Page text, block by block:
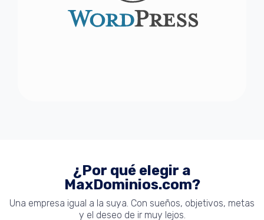
¿Por qué elegir a
MaxDominios.com?
Una empresa igual a la suya. Con sueños, objetivos, metas
y el deseo de ir muy lejos.